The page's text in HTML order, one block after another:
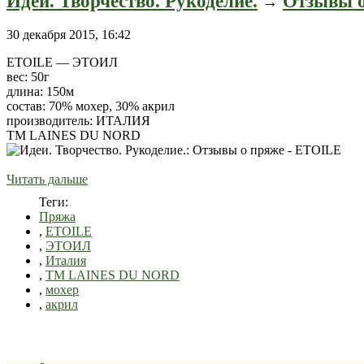
30 декабря 2015, 16:42
ETOILE — ЭТОИЛ
вес: 50г
длина: 150м
состав: 70% мохер, 30% акрил
производитель: ИТАЛИЯ
ТМ LAINES DU NORD
Читать дальше
Теги:
Пряжа
, ETOILE
, ЭТОИЛ
, Италия
, ТМ LAINES DU NORD
, мохер
, акрил